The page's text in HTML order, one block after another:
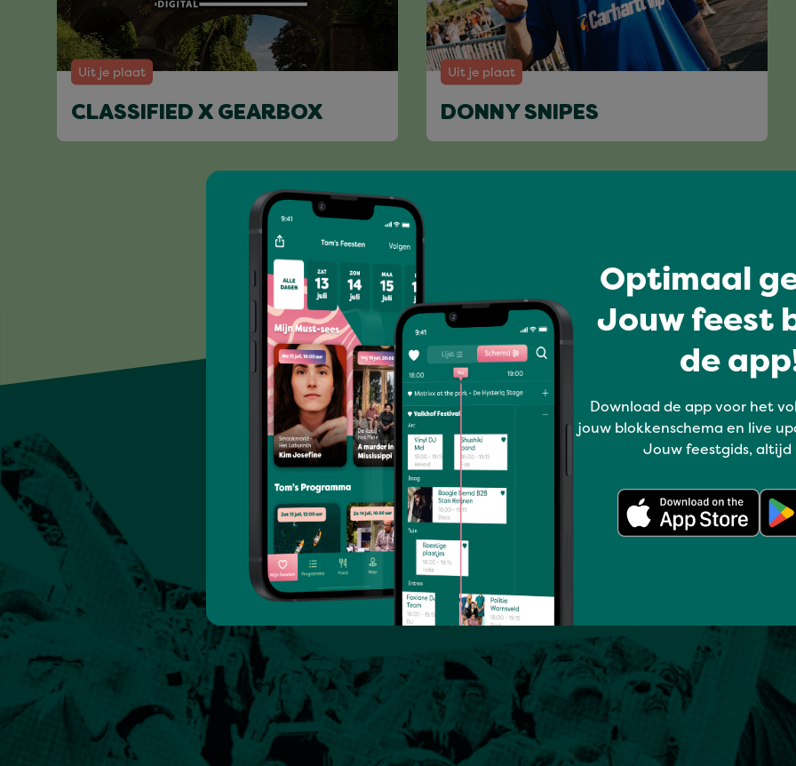
Uit je plaat
CLASSIFIED X GEARBOX
Uit je plaat
DONNY SNIPES
Optimaal
Jouw feest
de
Download de app voor het
jouw blokkenschema en live
Jouw feestgids, altijd